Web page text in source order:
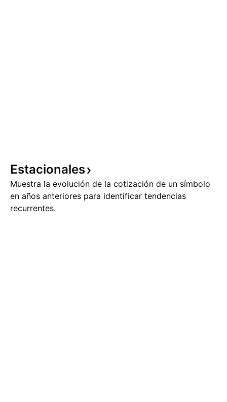
Estacionales
Muestra la evolución de la cotización de un símbolo
en años anteriores para identificar tendencias
recurrentes.